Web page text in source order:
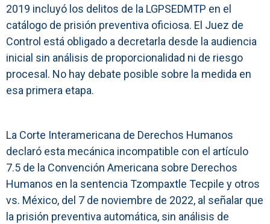
2019 incluyó los delitos de la LGPSEDMTP en el
catálogo de prisión preventiva oficiosa. El Juez de
Control está obligado a decretarla desde la audiencia
inicial sin análisis de proporcionalidad ni de riesgo
procesal. No hay debate posible sobre la medida en
esa primera etapa.
La Corte Interamericana de Derechos Humanos
declaró esta mecánica incompatible con el artículo
7.5 de la Convención Americana sobre Derechos
Humanos en la sentencia Tzompaxtle Tecpile y otros
vs. México, del 7 de noviembre de 2022, al señalar que
la prisión preventiva automática, sin análisis de